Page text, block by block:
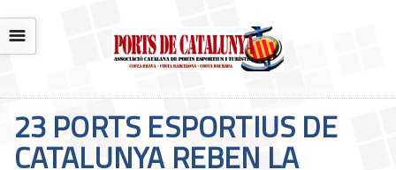
☰
23 PORTS ESPORTIUS DE
CATALUNYA REBEN LA